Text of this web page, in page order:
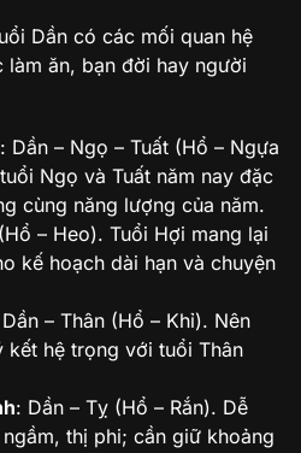
Dần có các mối quan hệ
ăn, bạn đời hay người
: Dần – Ngọ – Tuất (Hổ – Ngựa
Ngọ và Tuất năm nay đặc
cùng năng lượng của năm.
– Heo). Tuổi Hợi mang lại
kế hoạch dài hạn và chuyện
– Thân (Hổ – Khỉ). Nên
kết hệ trọng với tuổi Thân
: Dần – Tỵ (Hổ – Rắn). Dễ
thị phi; cần giữ khoảng